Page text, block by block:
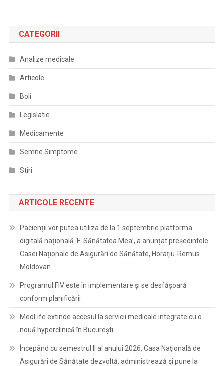
CATEGORII
Analize medicale
Articole
Boli
Legislatie
Medicamente
Semne Simptome
Stiri
ARTICOLE RECENTE
Pacienții vor putea utiliza de la 1 septembrie platforma
digitală națională ‘E-Sănătatea Mea’, a anunțat președintele
Casei Naționale de Asigurări de Sănătate, Horațiu-Remus
Moldovan
Programul FIV este în implementare și se desfășoară
conform planificării
MedLife extinde accesul la servicii medicale integrate cu o
nouă hyperclinică în București
Începând cu semestrul II al anului 2026, Casa Națională de
Asigurări de Sănătate dezvoltă, administrează și pune la